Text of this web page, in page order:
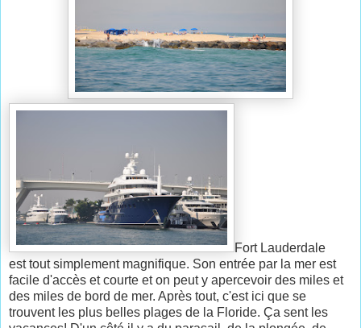
Fort Lauderdale
est tout simplement magnifique. Son entrée par la mer est
facile d'accès et courte et on peut y apercevoir des miles et
des miles de bord de mer. Après tout, c'est ici que se
trouvent les plus belles plages de la Floride. Ça sent les